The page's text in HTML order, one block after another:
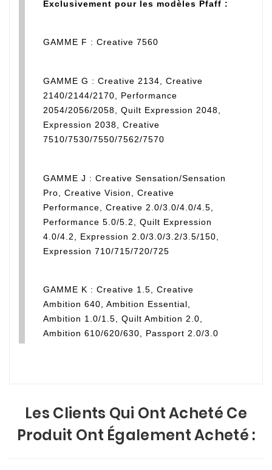
Exclusivement pour les modèles Pfaff :
GAMME F : Creative 7560
GAMME G : Creative 2134, Creative
2140/2144/2170, Performance
2054/2056/2058, Quilt Expression 2048,
Expression 2038, Creative
7510/7530/7550/7562/7570
GAMME J : Creative Sensation/Sensation
Pro, Creative Vision, Creative
Performance, Creative 2.0/3.0/4.0/4.5,
Performance 5.0/5.2, Quilt Expression
4.0/4.2, Expression 2.0/3.0/3.2/3.5/150,
Expression 710/715/720/725
GAMME K : Creative 1.5, Creative
Ambition 640, Ambition Essential,
Ambition 1.0/1.5, Quilt Ambition 2.0,
Ambition 610/620/630, Passport 2.0/3.0
Les Clients Qui Ont Acheté Ce
Produit Ont Également Acheté :